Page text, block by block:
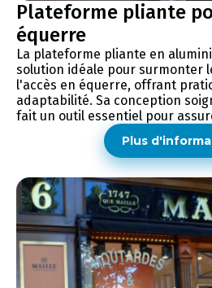
Plateforme pliante
équerre
La plateforme pliante en
solution idéale pour surmonter
l'accès en équerre, offrant
adaptabilité. Sa conception
fait un outil essentiel pour
Plus